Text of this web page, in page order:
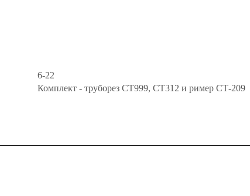
6-22
Комплект - труборез СТ999, СТ312 и ример СТ-209